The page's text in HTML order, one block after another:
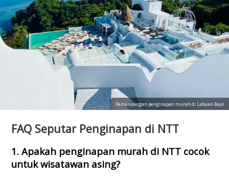
Pemandangan penginapan murah di Labuan Bajo
FAQ Seputar Penginapan di NTT
1. Apakah penginapan murah di NTT cocok
untuk wisatawan asing?